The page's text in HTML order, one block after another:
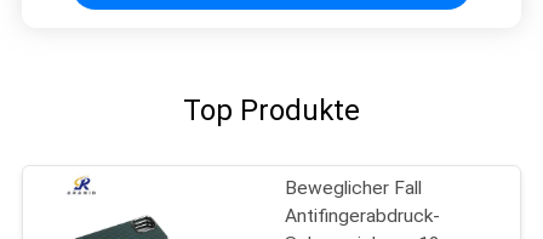
Top Produkte
Beweglicher Fall
Antifingerabdruck-